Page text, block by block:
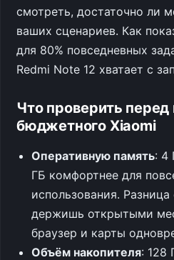
смотреть, достаточно ли
ваших сценариев. Как
для 80% повседневных
Redmi Note 12 хватает с
Что проверить перед
бюджетного Xiaomi
Оперативную память: 4
ГБ комфортнее для
использования.
держишь открытыми
браузер и карты
Объём накопителя: 128